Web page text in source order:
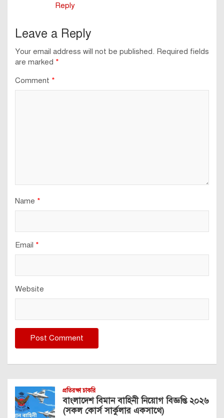
Reply
Leave a Reply
Your email address will not be published. Required fields
are marked *
Comment *
Name *
Email *
Website
প্রতিরক্ষা চাকরি
বাংলাদেশ বিমান বাহিনী নিয়োগ বিজ্ঞপ্তি ২০২৬
(সকল কোর্স সার্কুলার একসাথে)